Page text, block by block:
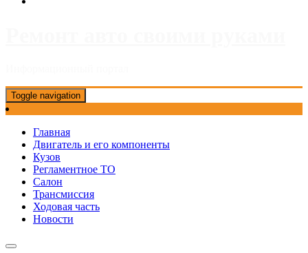
Toggle navigation
Главная
Двигатель и его компоненты
Кузов
Регламентное ТО
Салон
Трансмиссия
Ходовая часть
Новости